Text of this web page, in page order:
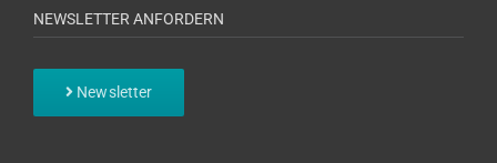
NEWSLETTER ANFORDERN
Newsletter